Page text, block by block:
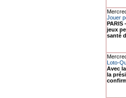
Jouer
PARIS
jeux
santé
Loto-
Avec
la